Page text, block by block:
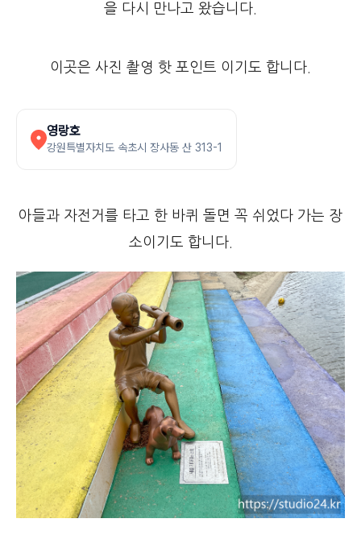
을 다시 만나고 왔습니다.
이곳은 사진 촬영 핫 포인트 이기도 합니다.
영랑호
강원특별자치도 속초시 장사동 산 313-1
아들과 자전거를 타고 한 바퀴 돌면 꼭 쉬었다 가는 장
소이기도 합니다.